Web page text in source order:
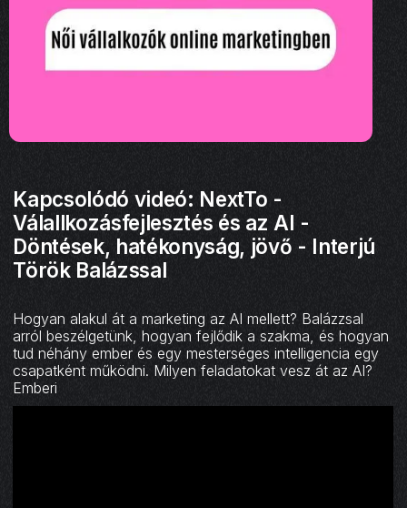
Kapcsolódó videó: NextTo -
Válallkozásfejlesztés és az AI -
Döntések, hatékonyság, jövő - Interjú
Török Balázssal
Hogyan alakul át a marketing az AI mellett? Balázzsal
arról beszélgetünk, hogyan fejlődik a szakma, és hogyan
tud néhány ember és egy mesterséges intelligencia egy
csapatként működni. Milyen feladatokat vesz át az AI?
Emberi